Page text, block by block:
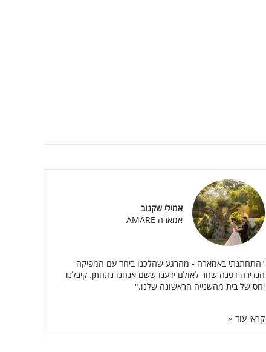
אמילי שקנוב
אמארה AMARE
"התחתנתי באמארה - מהרגע שהלכנו ביחד עם המפיקה
הנדירה דפנה שחר לאולם ידענו ששם אנחנו נתחתן. קיבלנו
יחס של בית מהשנייה הראשונה שלנו."
קראי עוד